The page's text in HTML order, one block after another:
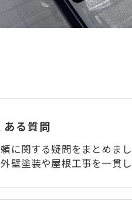
ある質問
に関する疑問をまとめま
外壁塗装や屋根工事を一貫